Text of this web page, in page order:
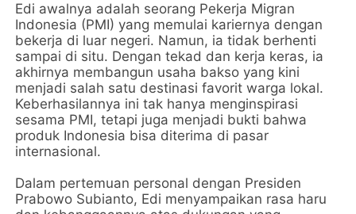
Edi awalnya adalah seorang Pekerja Migran
Indonesia (PMI) yang memulai kariernya dengan
bekerja di luar negeri. Namun, ia tidak berhenti
sampai di situ. Dengan tekad dan kerja keras, ia
akhirnya membangun usaha bakso yang kini
menjadi salah satu destinasi favorit warga lokal.
Keberhasilannya ini tak hanya menginspirasi
sesama PMI, tetapi juga menjadi bukti bahwa
produk Indonesia bisa diterima di pasar
internasional.
Dalam pertemuan personal dengan Presiden
Prabowo Subianto, Edi menyampaikan rasa haru